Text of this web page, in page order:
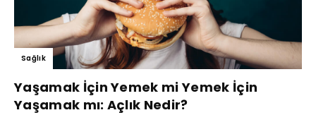
Sağlık
Yaşamak İçin Yemek mi Yemek İçin
Yaşamak mı: Açlık Nedir?